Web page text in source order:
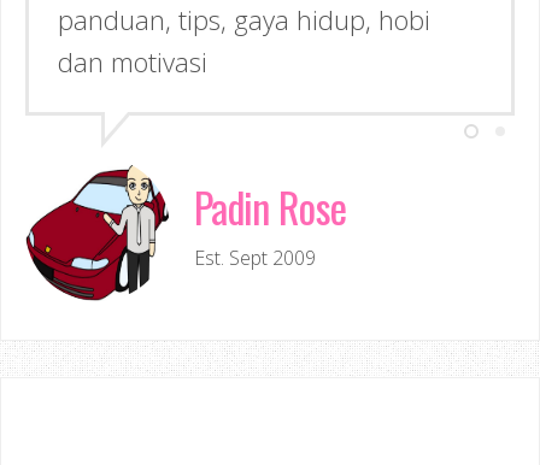
panduan, tips, gaya hidup, hobi
dan motivasi
Padin Rose
Est. Sept 2009